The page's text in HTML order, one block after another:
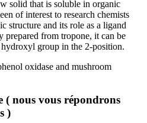
solid that is soluble in organic
of interest to research chemists
structure and its role as a ligand
prepared from tropone, it can be
group in the 2-position.
oxidase and mushroom
( nous vous répondrons
)